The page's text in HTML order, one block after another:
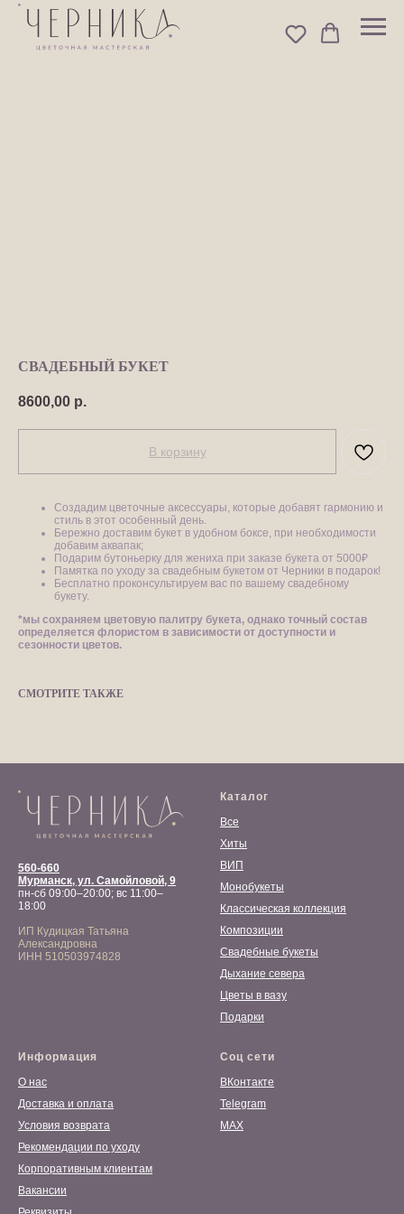
СВАДЕБНЫЙ БУКЕТ
8600,00 р.
В корзину
Создадим цветочные аксессуары, которые добавят гармонию и
стиль в этот особенный день.
Бережно доставим букет в удобном боксе, при необходимости
добавим аквапак;
Подарим бутоньерку для жениха при заказе букета от 5000₽
Памятка по уходу за свадебным букетом от Черники в подарок!
Бесплатно проконсультируем вас по вашему свадебному
букету.
*мы сохраняем цветовую палитру букета, однако точный состав
определяется флористом в зависимости от доступности и
сезонности цветов.
СМОТРИТЕ ТАКЖЕ
560-660
Мурманск, ул. Самойловой, 9
пн-сб 09:00–20:00; вс 11:00–
18:00
ИП Кудицкая Татьяна
Александровна
ИНН 510503974828
Каталог
Все
Хиты
ВИП
Монобукеты
Классическая коллекция
Композиции
Свадебные букеты
Дыхание севера
Цветы в вазу
Подарки
Информация
О нас
Доставка и оплата
Условия возврата
Рекомендации по уходу
Корпоративным клиентам
Вакансии
Соц сети
ВКонтакте
Telegram
MAX